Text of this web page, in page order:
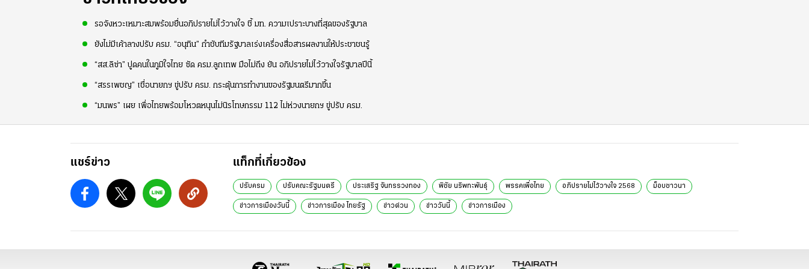
รอจังหวะเหมาะสมพร้อมยื่นอภิปรายไม่ไว้วางใจ ชี้ มท. ความเปราะบางที่สุดของรัฐบาล
ยังไม่มีเค้าลางปรับ ครม. “อนุทิน” กำชับทีมรัฐบาลเร่งเครื่องสื่อสารผลงานให้ประชาชนรู้
“สส.ลิซ่า” ปูดคนในภูมิใจไทย ซัด ครม.ลูกเทพ มือไม่ถึง ยัน อภิปรายไม่ไว้วางใจรัฐบาลปีนี้
“สรรเพชญ” เชื่อนายกฯ ขู่ปรับ ครม. กระตุ้นการทำงานของรัฐมนตรีมากขึ้น
“มนพร” เผย เพื่อไทยพร้อมโหวตหนุนไม่นิรโทษกรรม 112 ไม่ห่วงนายกฯ ขู่ปรับ ครม.
แชร์ข่าว แท็กที่เกี่ยวข้อง
ปรับครม ปรับคณะรัฐมนตรี ประเสริฐ จันทรรวงทอง พิชัย นริพทะพันธุ์ พรรคเพื่อไทย อภิปรายไม่ไว้วางใจ 2568 ม็อบชาวนา
ข่าวการเมืองวันนี้ ข่าวการเมือง ไทยรัฐ ข่าวด่วน ข่าววันนี้ ข่าวการเมือง